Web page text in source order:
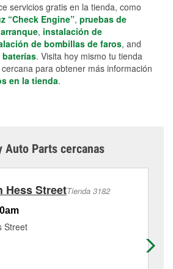
servicios gratis en la tienda, como
“Check Engine”, pruebas de
, instalación de
de bombillas de faros, and
. Visita hoy mismo tu tienda
cercana para obtener más información
en la tienda.
Auto Parts cercanas
Hess StreetTienda 3182
Street